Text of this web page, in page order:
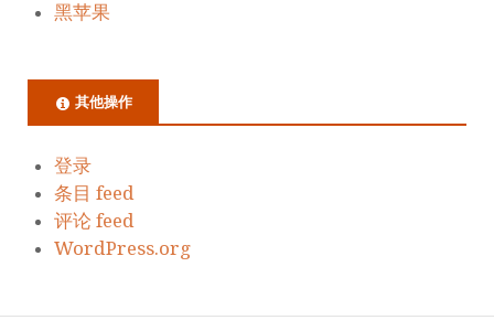
黑苹果
其他操作
登录
条目 feed
评论 feed
WordPress.org